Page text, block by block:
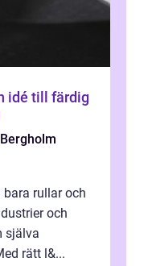
bara rullar och
och
själva
rätt l&...